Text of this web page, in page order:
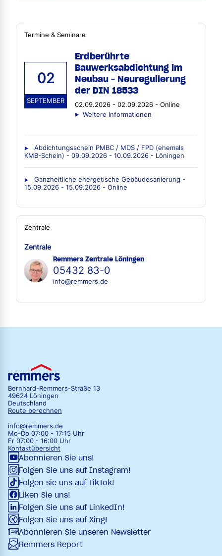
Termine & Seminare
02
SEPTEMBER
Erdberührte
Bauwerksabdichtung im
Neubau - Neuregulierung
der DIN 18533
02.09.2026 - 02.09.2026 - Online
Weitere Informationen
Abdichtungsschein PMBC / MDS / FPD (ehemals
KMB-Schein) - 09.09.2026 - 10.09.2026 - Löningen
Ganzheitliche energetische Gebäudesanierung -
15.09.2026 - 15.09.2026 - Online
Zentrale
Zentrale
Remmers Zentrale Löningen
05432 83-0
info@remmers.de
Bernhard-Remmers-Straße 13
49624 Löningen
Deutschland
Route berechnen
info@remmers.de
Mo-Do 07:00 - 17:15 Uhr
Fr 07:00 - 16:00 Uhr
Kontaktübersicht
Abonnieren Sie uns!
Folgen Sie uns auf Instagram!
Folgen sie uns auf TikTok!
Liken Sie uns!
Folgen Sie uns auf LinkedIn!
Folgen Sie uns auf Xing!
Abonnieren Sie unseren Newsletter
Remmers Report